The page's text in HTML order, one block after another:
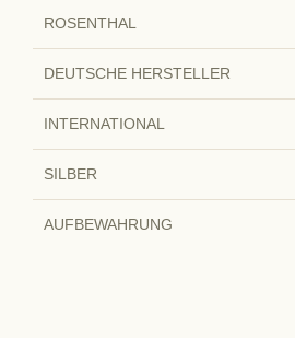
ROSENTHAL
DEUTSCHE HERSTELLER
INTERNATIONAL
SILBER
AUFBEWAHRUNG